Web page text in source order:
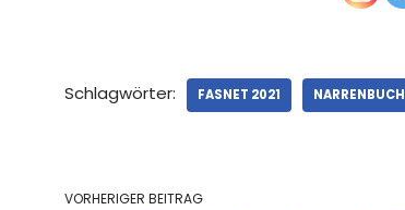
Schlagwörter: FASNET 2021 NARRENBUCH
VORHERIGER BEITRAG